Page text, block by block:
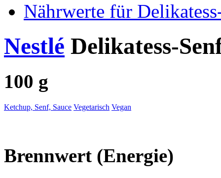
Nährwerte für
Nestlé Delikatess-
100 g
Ketchup, Senf, Sauce Vegetarisch Vegan
Brennwert (Energie)